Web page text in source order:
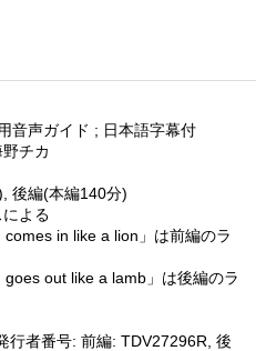
音声ガイド ; 日本語字幕付
チカ
後編(本編140分)
よる
in like a lion」は前編のラ
out like a lamb」は後編のラ
行者番号: 前編: TDV27296R, 後